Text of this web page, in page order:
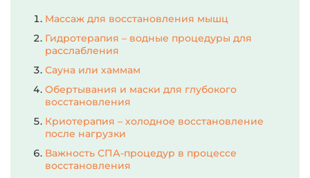
Массаж для восстановления мышц
Гидротерапия – водные процедуры для
расслабления
Сауна или хаммам
Обертывания и маски для глубокого
восстановления
Криотерапия – холодное восстановление
после нагрузки
Важность СПА-процедур в процессе
восстановления